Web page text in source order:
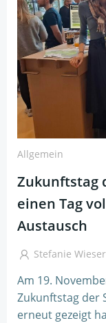
Allgemein
Zukunftstag
einen Tag
Austausch
Stefanie Wieser
Am 19.
Zukunftstag der
erneut gezeigt